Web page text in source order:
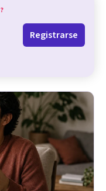
?
Registrarse